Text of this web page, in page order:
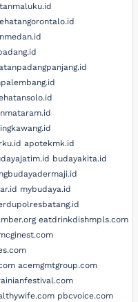
apotekmk.id
budayakita.id
mybudaya.id
eatdrinkdishmpls.com
acemgmtgroup.com
pbcvoice.com